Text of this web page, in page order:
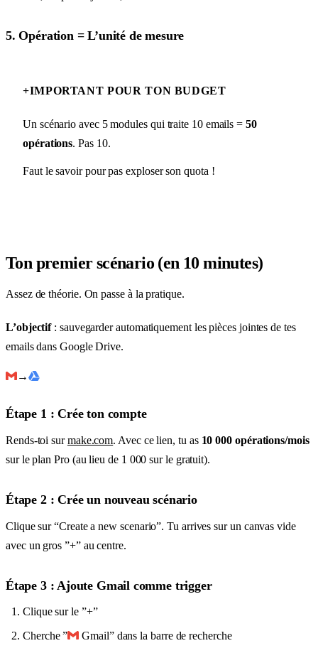
5. Opération = L’unité de mesure
+IMPORTANT POUR TON BUDGET
Un scénario avec 5 modules qui traite 10 emails = 50
opérations. Pas 10.
Faut le savoir pour pas exploser son quota !
Ton premier scénario (en 10 minutes)
Assez de théorie. On passe à la pratique.
L’objectif: sauvegarder automatiquement les pièces jointes de tes
emails dans Google Drive.
→
Étape 1 : Crée ton compte
Rends-toi surmake.com. Avec ce lien, tu as 10 000 opérations/mois
sur le plan Pro (au lieu de 1 000 sur le gratuit).
Étape 2 : Crée un nouveau scénario
Clique sur “Create a new scenario”. Tu arrives sur un canvas vide
avec un gros ”+” au centre.
Étape 3 : Ajoute Gmail comme trigger
Clique sur le ”+”
Cherche ”
Gmail” dans la barre de recherche